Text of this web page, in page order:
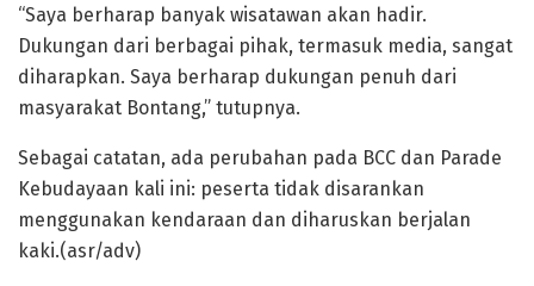
“Saya berharap banyak wisatawan akan hadir.
Dukungan dari berbagai pihak, termasuk media, sangat
diharapkan. Saya berharap dukungan penuh dari
masyarakat Bontang,” tutupnya.
Sebagai catatan, ada perubahan pada BCC dan Parade
Kebudayaan kali ini: peserta tidak disarankan
menggunakan kendaraan dan diharuskan berjalan
kaki.(asr/adv)